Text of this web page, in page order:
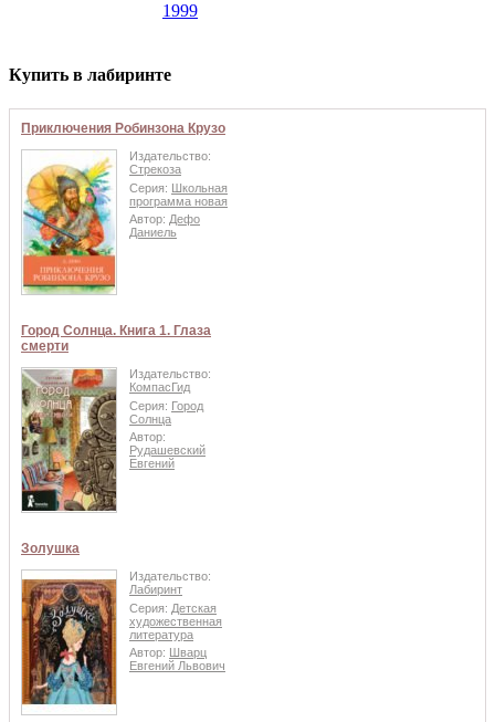
1999
Купить в лабиринте
Приключения Робинзона Крузо
Издательство:
Стрекоза
Серия: Школьная
программа новая
Автор: Дефо
Даниель
Город Солнца. Книга 1. Глаза
смерти
Издательство:
КомпасГид
Серия: Город
Солнца
Автор:
Рудашевский
Евгений
Золушка
Издательство:
Лабиринт
Серия: Детская
художественная
литература
Автор:
Шварц
Евгений Львович